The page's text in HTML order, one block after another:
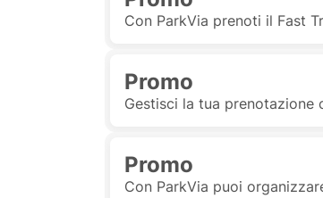
Con ParkVia prenoti il Fast
Promo
Gestisci la tua prenotazione
Promo
Con ParkVia puoi